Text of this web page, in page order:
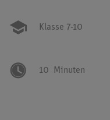
Klasse 7-10
10 Minuten